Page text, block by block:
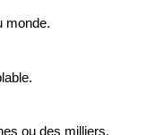
monde.
ou des milliers.